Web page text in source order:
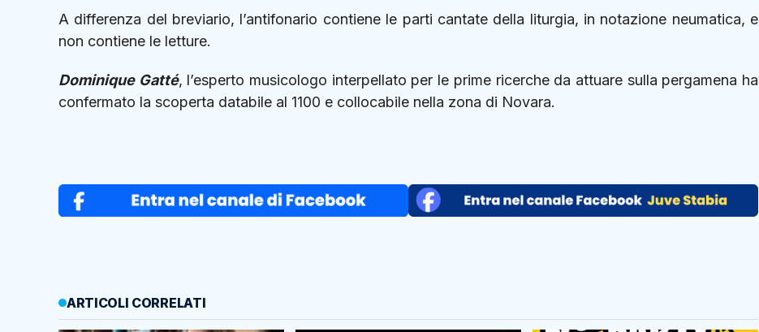
A differenza del breviario, l’antifonario contiene le parti cantate della liturgia, in notazione neumatica, e
non contiene le letture.
Dominique Gatté, l’esperto musicologo interpellato per le prime ricerche da attuare sulla pergamena ha
confermato la scoperta databile al 1100 e collocabile nella zona di Novara.
ARTICOLI CORRELATI